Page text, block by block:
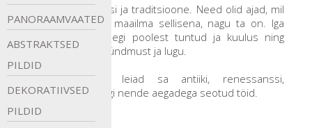
PANORAAMVAATED
ABSTRAKTSED
PILDID
DEKORATIIVSED
PILDID
klassikalisi väärtusi ja traditsioone. Need olid ajad, mil
tavatseti näidata maailma sellisena, nagu ta on. Iga
teos siin on millegi poolest tuntud ja kuulus ning
sisaldab endas sündmust ja lugu.
Sellest galeriist leiad sa antiiki, renessanssi,
romantismi ja kõigi nende aegadega seotud töid.